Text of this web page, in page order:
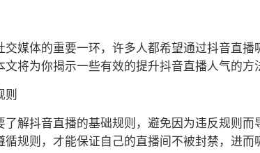
交媒体的重要一环，许多人都希望通过抖音直
将为你揭示一些有效的提升抖音直播人气的方
则
了解抖音直播的基础规则，避免因为违反规则
规则，才能保证自己的直播间不被封禁，进而